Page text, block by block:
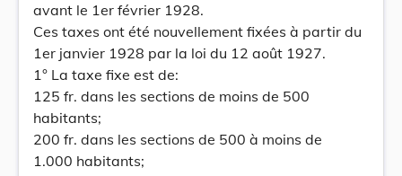
avant le 1er février 1928.
Ces taxes ont été nouvellement fixées à partir du
1er janvier 1928 par la loi du 12 août 1927.
1° La taxe fixe est de:
125 fr. dans les sections de moins de 500
habitants;
200 fr. dans les sections de 500 à moins de
1.000 habitants;